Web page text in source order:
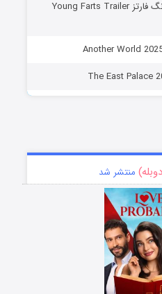
دانلود مستند قطعات تریلر یانگ فارتز Young Farts Trailer
منتشر شد